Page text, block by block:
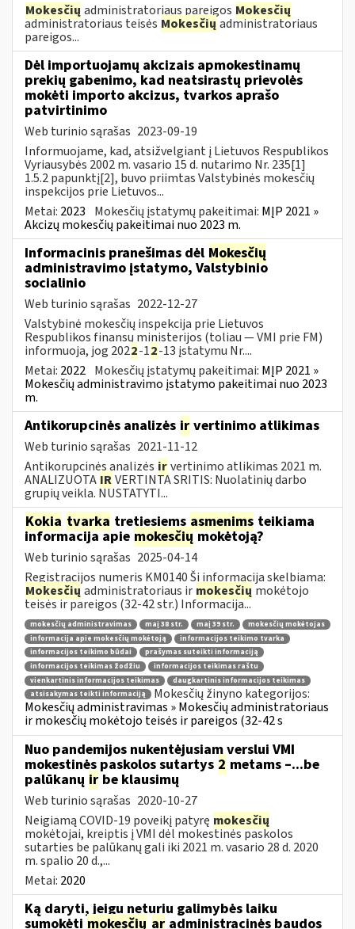
Mokesčių administratoriaus pareigos Mokesčių
administratoriaus teisės Mokesčių administratoriaus
pareigos...
Dėl importuojamų akcizais apmokestinamų
prekių gabenimo, kad neatsirastų prievolės
mokėti importo akcizus, tvarkos aprašo
patvirtinimo
Web turinio sąrašas 2023-09-19
Informuojame, kad, atsižvelgiant į Lietuvos Respublikos
Vyriausybės 2002 m. vasario 15 d. nutarimo Nr. 235[1]
1.5.2 papunktį[2], buvo priimtas Valstybinės mokesčių
inspekcijos prie Lietuvos...
Metai: 2023 Mokesčių įstatymų pakeitimai: MĮP 2021 »
Akcizų mokesčių pakeitimai nuo 2023 m.
Informacinis pranešimas dėl Mokesčių
administravimo įstatymo, Valstybinio
socialinio
Web turinio sąrašas 2022-12-27
Valstybinė mokesčių inspekcija prie Lietuvos
Respublikos finansų ministerijos (toliau — VMI prie FM)
informuoja, jog 2022-12-13 įstatymu Nr....
Metai: 2022 Mokesčių įstatymų pakeitimai: MĮP 2021 »
Mokesčių administravimo įstatymo pakeitimai nuo 2023
m.
Antikorupcinės analizės ir vertinimo atlikimas
Web turinio sąrašas 2021-11-12
Antikorupcinės analizės irvertinimo atlikimas 2021 m.
ANALIZUOTA IRVERTINTA SRITIS: Nuolatinių darbo
grupių veikla. NUSTATYTI...
Kokia tvarka tretiesiems asmenims teikiama
informacija apie mokesčiųmokėtoją?
Web turinio sąrašas 2025-04-14
Registracijos numeris KM0140 Ši informacija skelbiama:
Mokesčių administratoriaus ir mokesčių mokėtojo
teisės ir pareigos (32-42 str.) Informacija...
mokesčių administravimas maį 38 str. maį 39 str.
mokesčių mokėtojas
informacija apie mokesčių mokėtoją
informacijos teikimo tvarka
informacijos teikimo būdai
prašymas suteikti informaciją
informacijos teikimas žodžiu
informacijos teikimas raštu
vienkartinis informacijos teikimas
daugkartinis informacijos teikimas
atsisakymas teikti informaciją
Mokesčių žinyno kategorijos:
Mokesčių administravimas » Mokesčių administratoriaus
ir mokesčių mokėtojo teisės ir pareigos (32-42 s
Nuo pandemijos nukentėjusiam verslui VMI
mokestinės paskolos sutartys 2 metams –...be
palūkanų ir be klausimų
Web turinio sąrašas 2020-10-27
Neigiamą COVID-19 poveikį patyrę mokesčių
mokėtojai, kreiptis į VMI dėl mokestinės paskolos
sutarties be palūkanų gali iki 2021 m. vasario 28 d. 2020
m. spalio 20 d.,...
Metai: 2020
Ką daryti, jeigu neturiu galimybės laiku
sumokėti mokesčių ar administracinės baudos